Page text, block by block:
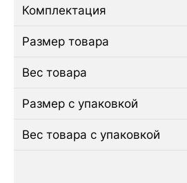
Комплектация
Размер товара
Вес товара
Размер с упаковкой
Вес товара с упаковкой